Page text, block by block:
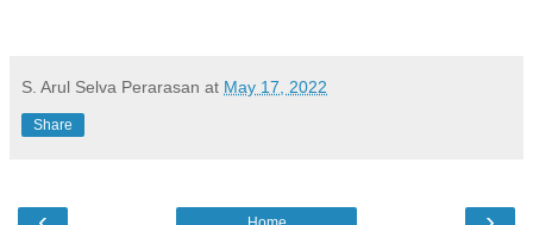
S. Arul Selva Perarasan at May 17, 2022
Share